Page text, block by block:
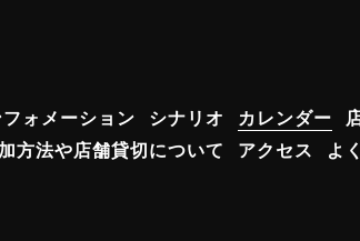
ォメーション シナリオ カレンダー
方法や店舗貸切について アクセス よ